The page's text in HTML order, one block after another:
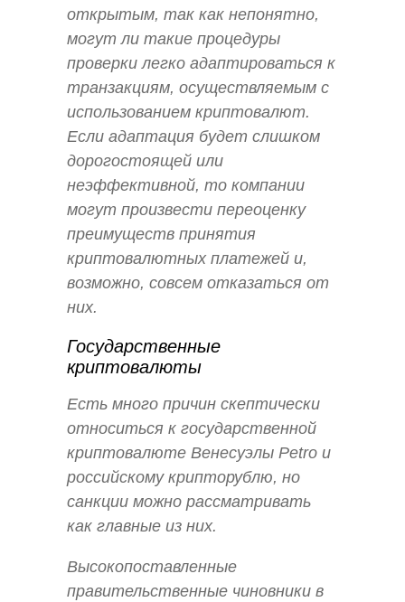
открытым, так как непонятно,
могут ли такие процедуры
проверки легко адаптироваться к
транзакциям, осуществляемым с
использованием криптовалют.
Если адаптация будет слишком
дорогостоящей или
неэффективной, то компании
могут произвести переоценку
преимуществ принятия
криптовалютных платежей и,
возможно, совсем отказаться от
них.
Государственные
криптовалюты
Есть много причин скептически
относиться к государственной
криптовалюте Венесуэлы Petro и
российскому крипторублю, но
санкции можно рассматривать
как главные из них.
Высокопоставленные
правительственные чиновники в